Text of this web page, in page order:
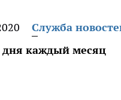
Служба
каждый месяц